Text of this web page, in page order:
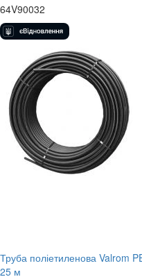
64V90032
Труба поліетиленова Valrom
25 м